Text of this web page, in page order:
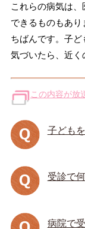
これらの病気は
できるものもあ
ちばんです。子
気づいたら、近く
この内容が放
子ども
受診で
病院で